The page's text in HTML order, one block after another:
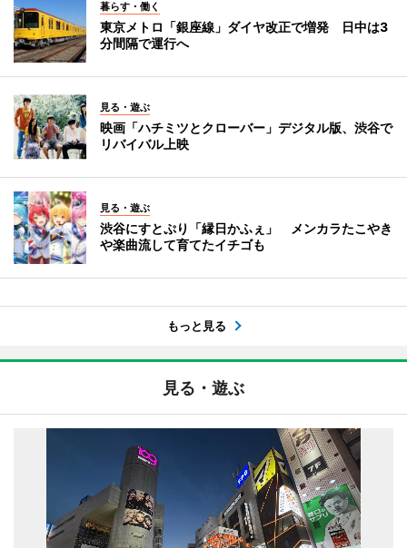
暮らす・働く
東京メトロ「銀座線」ダイヤ改正で増発 日中は3
分間隔で運行へ
見る・遊ぶ
映画「ハチミツとクローバー」デジタル版、渋谷で
リバイバル上映
見る・遊ぶ
渋谷にすとぷり「縁日かふぇ」 メンカラたこやき
や楽曲流して育てたイチゴも
もっと見る
見る・遊ぶ